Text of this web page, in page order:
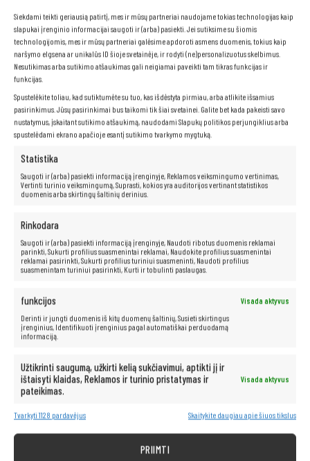
Siekdami teikti geriausią patirtį, mes ir mūsų partneriai naudojame tokias technologijas kaip
slapukai įrenginio informacijai saugoti ir (arba) pasiekti. Jei sutiksime su šiomis
technologijomis, mes ir mūsų partneriai galėsime apdoroti asmens duomenis, tokius kaip
naršymo elgsena ar unikalūs ID šioje svetainėje, ir rodyti (ne)personalizuotus skelbimus.
Nesutikimas arba sutikimo atšaukimas gali neigiamai paveikti tam tikras funkcijas ir
funkcijas.
Spustelėkite toliau, kad sutiktumėte su tuo, kas išdėstyta pirmiau, arba atlikite išsamius
pasirinkimus. Jūsų pasirinkimai bus taikomi tik šiai svetainei. Galite bet kada pakeisti savo
nustatymus, įskaitant sutikimo atšaukimą, naudodami Slapukų politikos perjungiklius arba
spustelėdami ekrano apačioje esantį sutikimo tvarkymo mygtuką.
Statistika
Saugoti ir (arba) pasiekti informaciją įrenginyje, Reklamos veiksmingumo vertinimas,
Vertinti turinio veiksmingumą, Suprasti, kokios yra auditorijos vertinant statistikos
duomenis arba skirtingų šaltinių derinius.
Rinkodara
Saugoti ir (arba) pasiekti informaciją įrenginyje, Naudoti ribotus duomenis reklamai
parinkti, Sukurti profilius suasmenintai reklamai, Naudokite profilius suasmenintai
reklamai pasirinkti, Sukurti profilius turiniui suasmeninti, Naudoti profilius
suasmenintam turiniui pasirinkti, Kurti ir tobulinti paslaugas.
funkcijos
Visada aktyvus
Derinti ir jungti duomenis iš kitų duomenų šaltinių, Susieti skirtingus
įrenginius, Identifikuoti įrenginius pagal automatiškai perduodamą
informaciją.
Užtikrinti saugumą, užkirti kelią sukčiavimui, aptikti jį ir
ištaisyti klaidas, Reklamos ir turinio pristatymas ir
pateikimas.
Visada aktyvus
Tvarkyti 1128 pardavėjus Skaitykite daugiau apie šiuos tikslus
PRIIMTI
Matinis ekranas
Norite patogiai dirbti su nešiojamuoju kompiuteriu bet kokiomis
sąlygomis, be akinimo ar akių nuovargio rizikos?ZBOOK 15 G3 su
Dėka matinio ekrano
atspindžiais, todėl galėsite laisvai dirbti įvairiomis sąlygomis, tiek
patalpoje, tiek lauke.Matinis ekranastaip pat yra daug mažiau
varginantis akims, todėl galėsite dirbti ilgiau ir patogiau, nejausdami
Neribotos multimedijos galimybės –
Kompiuteris taip pat idealiai tinka visoms multimedijos programoms.
Be jokių problemų transliuokite filmus ir muziką geriausia kokybe iš
tokių platformų kaip „Netflix“, „HBO“, „Amazon“, „YouTube“, „Spotify“ ir